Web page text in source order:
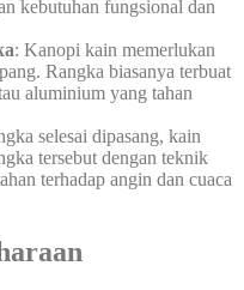
kebutuhan fungsional dan
: Kanopi kain memerlukan
Rangka biasanya terbuat
aluminium yang tahan
selesai dipasang, kain
tersebut dengan teknik
terhadap angin dan cuaca